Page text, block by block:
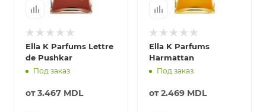
Ella K Parfums Lettre
de Pushkar
Под заказ
от3.467 MDL
Ella K Parfums
Harmattan
Под заказ
от2.469 MDL